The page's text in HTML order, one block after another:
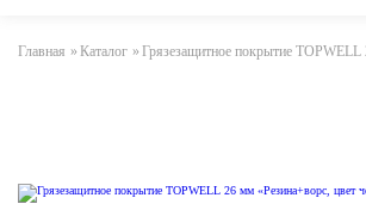
Главная »Каталог »Грязезащитное покрытие